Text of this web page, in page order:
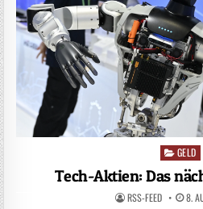
Posted
GELD
Tech-Aktien: Das
RSS-FEED 8.